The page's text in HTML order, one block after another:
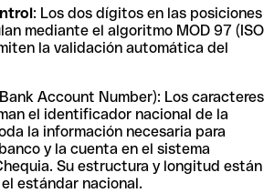
: Los dos dígitos en las posiciones
mediante el algoritmo MOD 97 (ISO
la validación automática del
Account Number): Los caracteres
el identificador nacional de la
la información necesaria para
y la cuenta en el sistema
Su estructura y longitud están
estándar nacional.